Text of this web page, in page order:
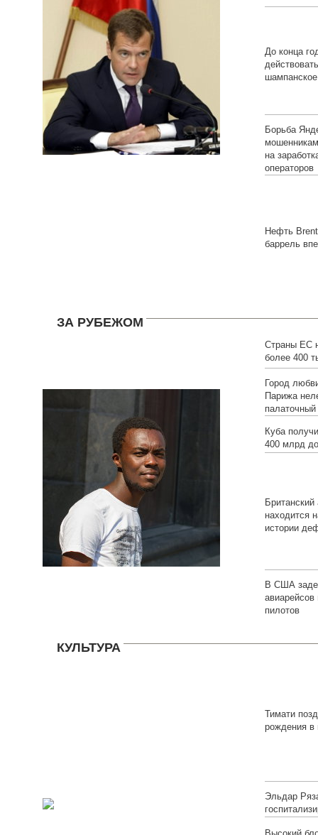
До конца
шампанское
Борьба
на
операторов
Нефть
баррель
ЗА РУБЕЖОМ
Страны ЕС
более 400
Город
Парижа
палаточный
Куба
400 млрд
находится
истории
В США
авиарейсов
пилотов
КУЛЬТУРА
Тимати
рождения в
Эльдар